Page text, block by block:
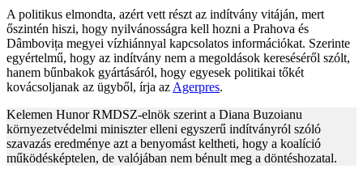
A politikus elmondta, azért vett részt az indítvány vitáján, mert
őszintén hiszi, hogy nyilvánosságra kell hozni a Prahova és
Dâmbovița megyei vízhiánnyal kapcsolatos információkat. Szerinte
egyértelmű, hogy az indítvány nem a megoldások kereséséről szólt,
hanem bűnbakok gyártásáról, hogy egyesek politikai tőkét
kovácsoljanak az ügyből, írja az Agerpres.
Kelemen Hunor RMDSZ-elnök szerint a Diana Buzoianu
környezetvédelmi miniszter elleni egyszerű indítványról szóló
szavazás eredménye azt a benyomást keltheti, hogy a koalíció
működésképtelen, de valójában nem bénult meg a döntéshozatal.